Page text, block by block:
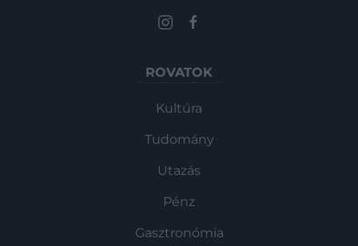
ROVATOK
Kultúra
Tudomány
Utazás
Pénz
Gasztronómia